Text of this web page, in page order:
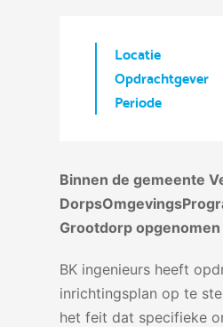
Locatie
Opdrachtgever
Periode
Binnen de gemeente
Grootdorp
BK ingenieurs heeft
inrichtingsplan op te
het feit dat specifieke